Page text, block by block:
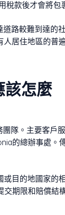
稅款後才會將包
路較難到達的
居住地區的普
該怎麼
隊。主要客
的總辦事處
目的地國家的
期限和賠償